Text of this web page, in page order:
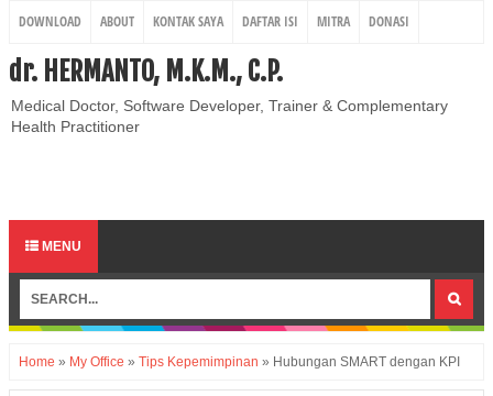
DOWNLOAD ABOUT KONTAK SAYA DAFTAR ISI MITRA DONASI
REGISTRASI
dr. HERMANTO, M.K.M., C.P.
Medical Doctor, Software Developer, Trainer & Complementary
Health Practitioner
MENU
Home » My Office » Tips Kepemimpinan » Hubungan SMART dengan KPI